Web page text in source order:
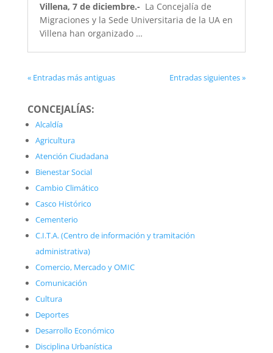
Villena, 7 de diciembre.- La Concejalía de
Migraciones y la Sede Universitaria de la UA en
Villena han organizado …
« Entradas más antiguas Entradas siguientes »
CONCEJALÍAS:
Alcaldía
Agricultura
Atención Ciudadana
Bienestar Social
Cambio Climático
Casco Histórico
Cementerio
C.I.T.A. (Centro de información y tramitación
administrativa)
Comercio, Mercado y OMIC
Comunicación
Cultura
Deportes
Desarrollo Económico
Disciplina Urbanística